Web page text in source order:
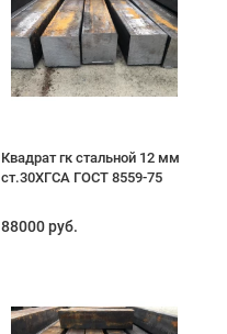
Квадрат гк стальной 12 мм
ст.30ХГСА ГОСТ 8559-75
88000 руб.